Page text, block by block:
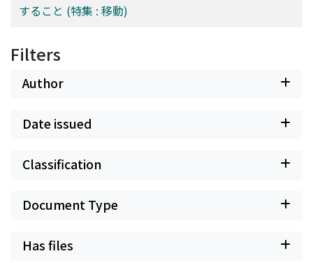
すること (特集 : 移動)
Filters
Author
Date issued
Classification
Document Type
Has files